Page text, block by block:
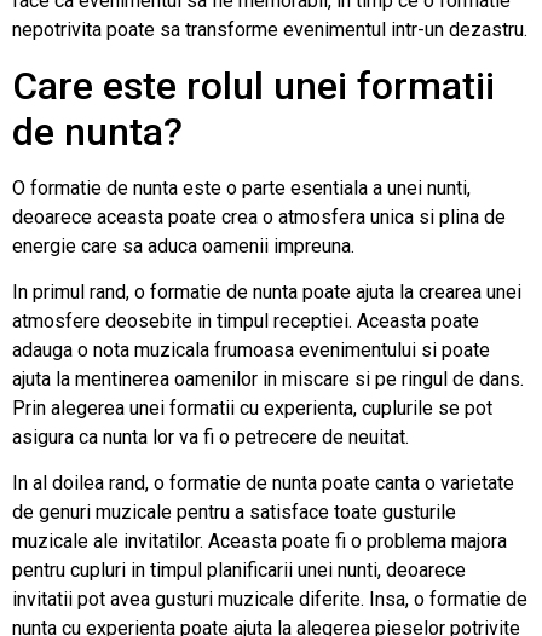
nepotrivita poate sa transforme evenimentul intr-un dezastru.
Care este rolul unei formatii
de nunta?
O formatie de nunta este o parte esentiala a unei nunti,
deoarece aceasta poate crea o atmosfera unica si plina de
energie care sa aduca oamenii impreuna.
In primul rand, o formatie de nunta poate ajuta la crearea unei
atmosfere deosebite in timpul receptiei. Aceasta poate
adauga o nota muzicala frumoasa evenimentului si poate
ajuta la mentinerea oamenilor in miscare si pe ringul de dans.
Prin alegerea unei formatii cu experienta, cuplurile se pot
asigura ca nunta lor va fi o petrecere de neuitat.
In al doilea rand, o formatie de nunta poate canta o varietate
de genuri muzicale pentru a satisface toate gusturile
muzicale ale invitatilor. Aceasta poate fi o problema majora
pentru cupluri in timpul planificarii unei nunti, deoarece
invitatii pot avea gusturi muzicale diferite. Insa, o formatie de
nunta cu experienta poate ajuta la alegerea pieselor potrivite